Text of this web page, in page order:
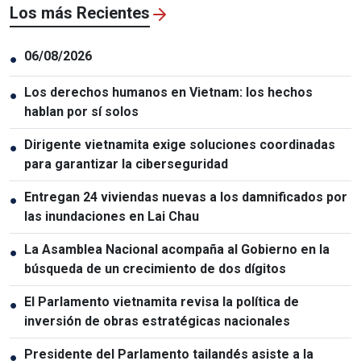
Los más Recientes
● 06/08/2026
● Los derechos humanos en Vietnam: los hechos
hablan por sí solos
● Dirigente vietnamita exige soluciones coordinadas
para garantizar la ciberseguridad
● Entregan 24 viviendas nuevas a los damnificados por
las inundaciones en Lai Chau
● La Asamblea Nacional acompaña al Gobierno en la
búsqueda de un crecimiento de dos dígitos
● El Parlamento vietnamita revisa la política de
inversión de obras estratégicas nacionales
● Presidente del Parlamento tailandés asiste a la